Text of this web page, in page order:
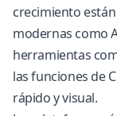
crecimiento
modernas como
herramientas
las funciones de
rápido y visual.